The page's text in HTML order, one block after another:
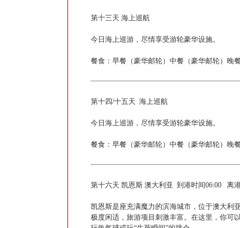
第十三天 海上巡航
今日海上巡游，尽情享受游轮豪华设施。
餐食：早餐（豪华邮轮）中餐（豪华邮轮）晚
第十四/十五天 海上巡航
今日海上巡游，尽情享受游轮豪华设施。
餐食：早餐（豪华邮轮）中餐（豪华邮轮）晚
第十六天 凯恩斯 澳大利亚 到港时间06:00 离
凯恩斯是座充满魔力的滨海城市，位于澳大利
极度闲适，旅游项目刺激丰富。在这里，你可